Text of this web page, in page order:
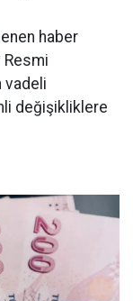
haber
Resmi
vadeli
değişikliklere